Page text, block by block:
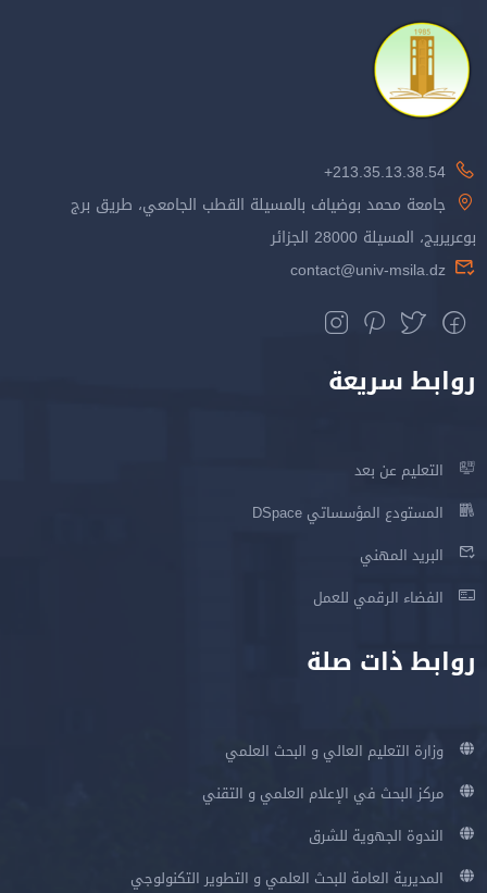
213.35.13.38.54+
جامعة محمد بوضياف بالمسيلة القطب الجامعي، طريق برج
بوعريريج، المسيلة 28000 الجزائر
contact@univ-msila.dz
روابط سريعة
التعليم عن بعد
المستودع المؤسساتي DSpace
البريد المهني
الفضاء الرقمي للعمل
روابط ذات صلة
وزارة التعليم العالي و البحث العلمي
مركز البحث في الإعلام العلمي و التقني
الندوة الجهوية للشرق
المديرية العامة للبحث العلمي و التطوير التكنولوجي